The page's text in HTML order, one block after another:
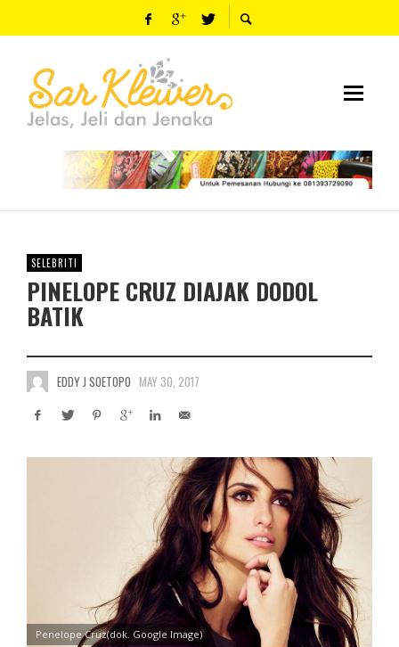
SELEBRITI
PINELOPE CRUZ DIAJAK DODOL
BATIK
EDDY J SOETOPO MAY 30, 2017
Penelope Cruz(dok. Google Image)